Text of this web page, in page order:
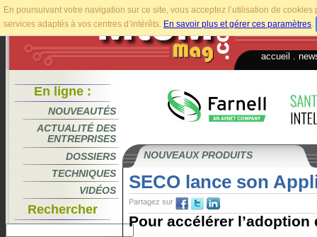
En poursuivant votre navigation sur ce site, vous acceptez l’utilisation de
services adaptés à vos centres d’intérêts. En savoir plus et gérer ces paramètres.
accueil
En ligne :
NOUVEAUTÉS
ACTUALITÉ DES
ENTREPRISES
DOSSIERS
TECHNIQUES
VIDÉOS
Rechercher
NOUVEAUX PRODUITS
SECO lance son
Partagez sur
Pour accélérer l’adoption